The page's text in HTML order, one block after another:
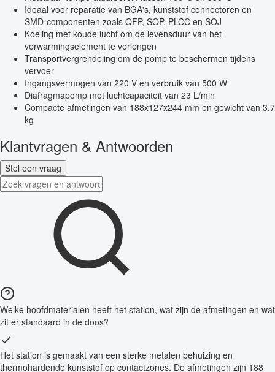
Ideaal voor reparatie van BGA's, kunststof connectoren en
SMD-componenten zoals QFP, SOP, PLCC en SOJ
Koeling met koude lucht om de levensduur van het
verwarmingselement te verlengen
Transportvergrendeling om de pomp te beschermen tijdens
vervoer
Ingangsvermogen van 220 V en verbruik van 500 W
Diafragmapomp met luchtcapaciteit van 23 L/min
Compacte afmetingen van 188x127x244 mm en gewicht van 3,7
kg
Klantvragen & Antwoorden
Stel een vraag
Welke hoofdmaterialen heeft het station, wat zijn de afmetingen en wat
zit er standaard in de doos?
Het station is gemaakt van een sterke metalen behuizing en
thermohardende kunststof op contactzones. De afmetingen zijn 188